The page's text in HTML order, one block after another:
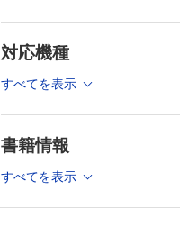
第3章 急性期病院の入院機能
平均在院日数─ありふれた指
平均在院日数の意味─湊 先生
急性期病院の機能
病院の機能分化と地域連携
対応機種
すべてを表示
書籍情報
すべてを表示